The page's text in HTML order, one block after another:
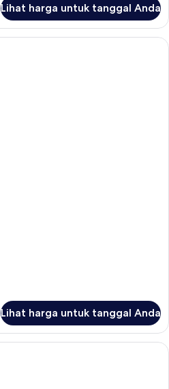
Lihat harga untuk tanggal Anda
Lihat harga untuk tanggal Anda